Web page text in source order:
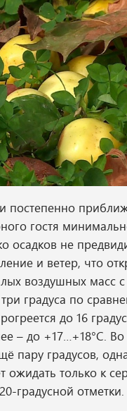
постепенно
гостя
осадков не
и ветер, что
воздушных масс
градуса по
до 16
– до +17…+18°С. Во
пару градусов,
ожидать только к
градусной отметки.